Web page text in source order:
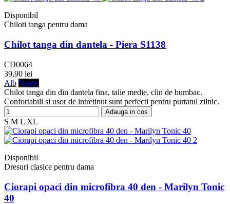
Disponibil
Chiloti tanga pentru dama
Chilot tanga din dantela - Piera S1138
CD0064
39,90 lei
Alb Negru
Chilot tanga din din dantela fina, talie medie, clin de bumbac.
Confortabili si usor de intretinut sunt perfecti pentru purtatul zilnic.
Adauga in cos
S M L XL
Disponibil
Dresuri clasice pentru dama
Ciorapi opaci din microfibra 40 den - Marilyn Tonic
40